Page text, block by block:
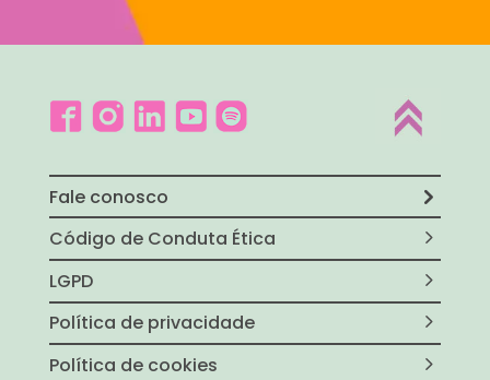
Fale conosco
Código de Conduta Ética
LGPD
Política de privacidade
Política de cookies